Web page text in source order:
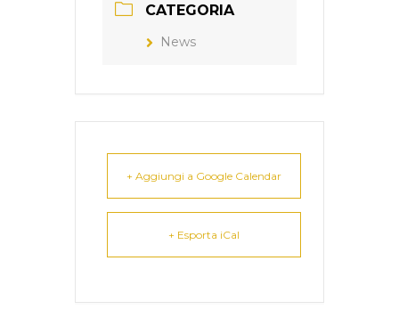
CATEGORIA
News
+ Aggiungi a Google Calendar
+ Esporta iCal